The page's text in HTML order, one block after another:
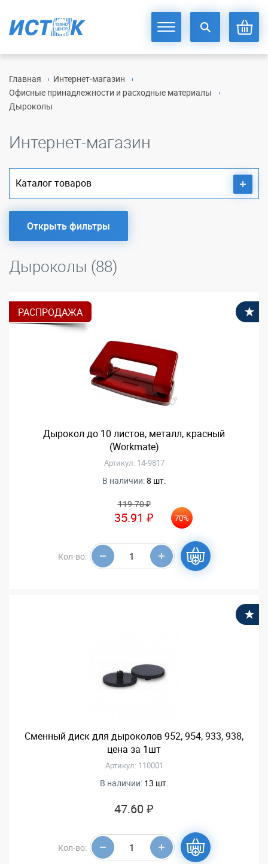
Главная
Интернет-магазин
Офисные принадлежности и расходные материалы
Дыроколы
Интернет-магазин
Каталог товаров
Открыть фильтры
Дыроколы (88)
РАСПРОДАЖА
Дырокол до 10 листов, металл, красный
(Workmate)
Артикул: 14-9817
В наличии:8 шт.
119.70 ₽
35.91 ₽ 70%
Кол-во:
Сменный диск для дыроколов 952, 954, 933, 938,
цена за 1шт
Артикул: 110001
В наличии: 13 шт.
47.60 ₽
Кол-во: